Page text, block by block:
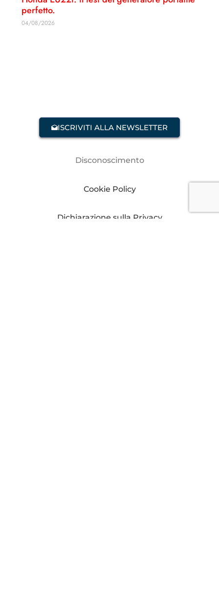
perfetto.
04/08/2026
ISCRIVITI ALLA NEWSLETTER
Disconoscimento
Cookie Policy
Dichiarazione sulla Privacy